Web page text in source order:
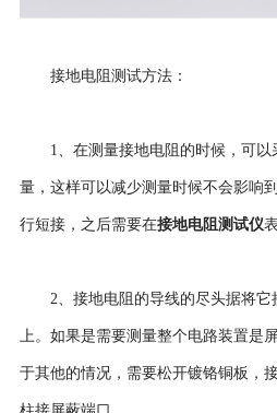
接地电阻测试方法：
1、在测量接地电阻的时候，可以
量，这样可以减少测量时候不会影响
行短接，之后需要在接地电阻测试仪
2、接地电阻的导线的尽头据将它
上。如果是需要测量整个电路装置是
于其他的情况，需要松开镀铬铜板，